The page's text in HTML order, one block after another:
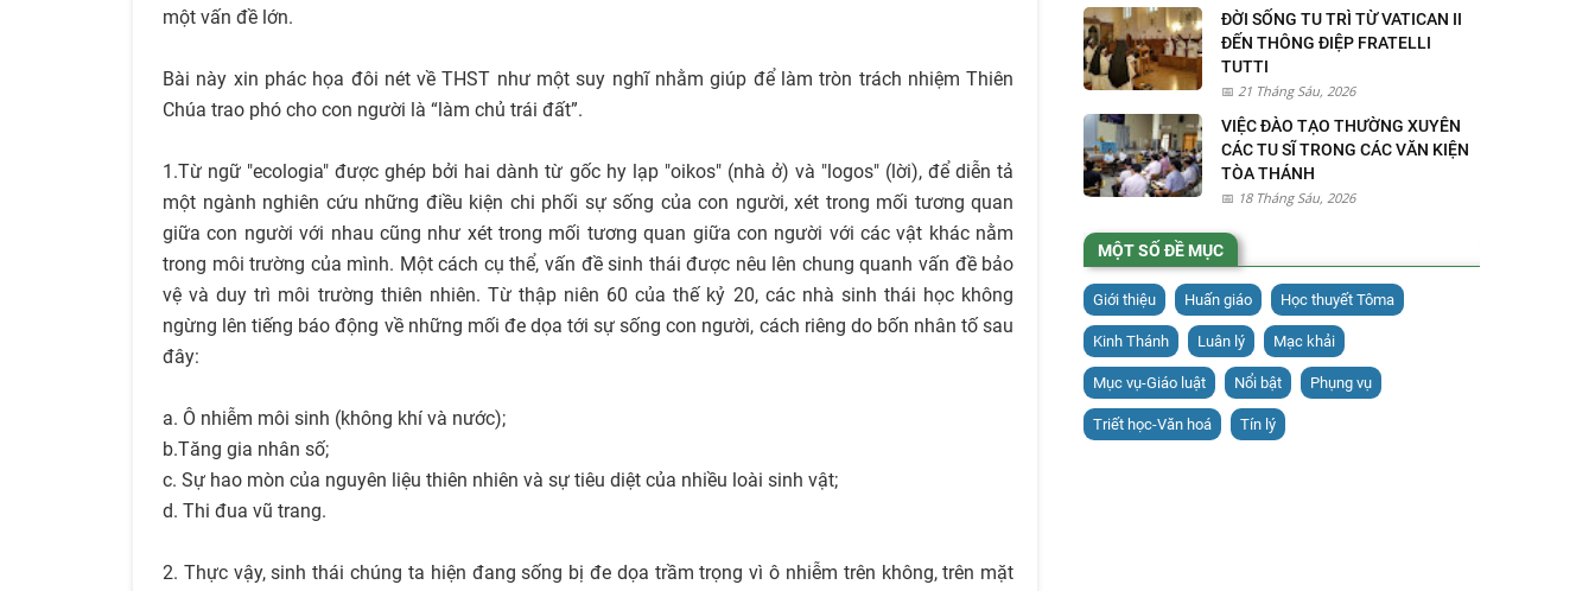
một vấn đề lớn.
Bài này xin phác họa đôi nét về THST như một suy nghĩ nhằm giúp để làm tròn trách nhiệm Thiên
Chúa trao phó cho con người là “làm chủ trái đất”.
1.Từ ngữ "ecologia" được ghép bởi hai dành từ gốc hy lạp "oikos" (nhà ở) và "logos" (lời), để diễn tả
một ngành nghiên cứu những điều kiện chi phối sự sống của con người, xét trong mối tương quan
giữa con người với nhau cũng như xét trong mối tương quan giữa con người với các vật khác nằm
trong môi trường của mình. Một cách cụ thể, vấn đề sinh thái được nêu lên chung quanh vấn đề bảo
vệ và duy trì môi trường thiên nhiên. Từ thập niên 60 của thế kỷ 20, các nhà sinh thái học không
ngừng lên tiếng báo động về những mối đe dọa tới sự sống con người, cách riêng do bốn nhân tố sau
đây:
a. Ô nhiễm môi sinh (không khí và nước);
b.Tăng gia nhân số;
c. Sự hao mòn của nguyên liệu thiên nhiên và sự tiêu diệt của nhiều loài sinh vật;
d. Thi đua vũ trang.
2. Thực vậy, sinh thái chúng ta hiện đang sống bị đe dọa trầm trọng vì ô nhiễm trên không, trên mặt
ĐỜI SỐNG TU TRÌ TỪ VATICAN II
ĐẾN THÔNG ĐIỆP FRATELLI
TUTTI
21 Tháng Sáu, 2026
VIỆC ĐÀO TẠO THƯỜNG XUYÊN
CÁC TU SĨ TRONG CÁC VĂN KIỆN
TÒA THÁNH
18 Tháng Sáu, 2026
MỘT SỐ ĐỀ MỤC
Giới thiệu Huấn giáo Học thuyết Tôma
Kinh Thánh Luân lý Mạc khải
Mục vụ-Giáo luật Nổi bật Phụng vụ
Triết học-Văn hoá Tín lý